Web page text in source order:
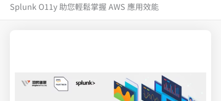
Splunk O11y 助您輕鬆掌握 AWS 應用效能